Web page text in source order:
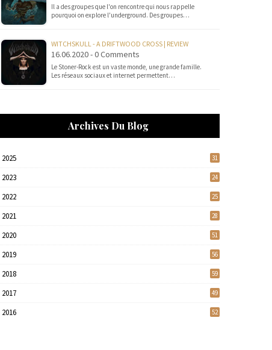
Il a des groupes que l'on rencontre qui nous rappelle
pourquoi on explore l'underground. Des groupes…
WITCHSKULL - A DRIFTWOOD CROSS | REVIEW
16.06.2020 - 0 Comments
Le Stoner-Rock est un vaste monde, une grande famille.
Les réseaux sociaux et internet permettent…
Archives Du Blog
2025 31
2023 24
2022 25
2021 28
2020 51
2019 56
2018 59
2017 49
2016 52